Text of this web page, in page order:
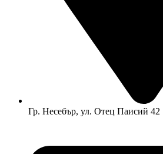
Гр. Несебър, ул. Отец Паисий 42